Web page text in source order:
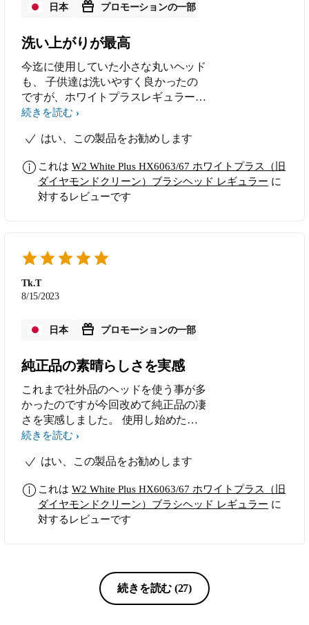
日本 プロモーションの一部
洗い上がりが最高
今迄に使用していた小さな丸いヘッド
も、 子供達は洗いやすく良かったの
ですが、ホワイトプラスレギュラー
は、更にしっかりと洗えている様で、
スッキリします。大人も子供も使用し
続きを読む
はい、この製品をお勧めします
これは W2 White Plus HX6063/67 ホワイトプラス（旧
ダイヤモンドクリーン）ブラシヘッド レギュラー に
対するレビューです
Tk.T
8/15/2023
日本 プロモーションの一部
純正品の素晴らしさを実感
これまで社外品のヘッドを使う事が多
かったのですが今回改めて純正品の凄
さを実感しました。 使用し始めたそ
の日に明らかに使用後感に違いを感
の違いが出ました。 歯の面や裏、歯
も本製品のクオリティの高さを感じさ
せる使用感でした。 これまで大きめ
のヘッドのものを使用することが多か
よりあっていると感じました。 今後
は社外品では無くこちらを購入の第一
候補にしようと考えています！！
続きを読む
はい、この製品をお勧めします
これは W2 White Plus HX6063/67 ホワイトプラス（旧
ダイヤモンドクリーン）ブラシヘッド レギュラー に
対するレビューです
続きを読む (27)